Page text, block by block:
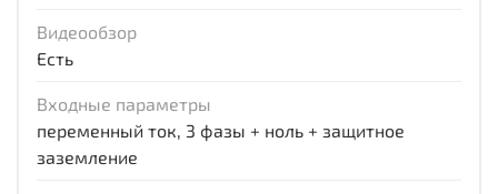
Видеообзор
Есть
Входные параметры
переменный ток, 3 фазы + ноль + защитное
заземление